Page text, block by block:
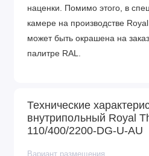
наценки. Помимо этого, в
камере на производстве
может быть окрашена на
палитре RAL.
пластик долговечен и не
воздействия ультрафиолета
Высокоэластичные фиксаторы
компактно свернуть решётку,
Технические
внутрипольный Royal
110/400/2200-DG-U-AU